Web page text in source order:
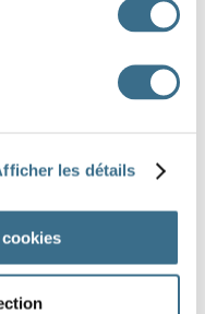
les détails